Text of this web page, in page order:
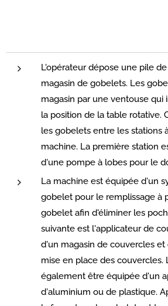
L'opérateur dépose une pile
magasin de gobelets. Les
magasin par une ventouse qui
la position de la table rotative.
les gobelets entre les stations
machine. La première station
d'une pompe à lobes pour le
La machine est équipée d'un
gobelet pour le remplissage à
gobelet afin d'éliminer les
suivante est l'applicateur de
d'un magasin de couvercles
mise en place des couvercles.
également être équipée d'un
d'aluminium ou de plastique.